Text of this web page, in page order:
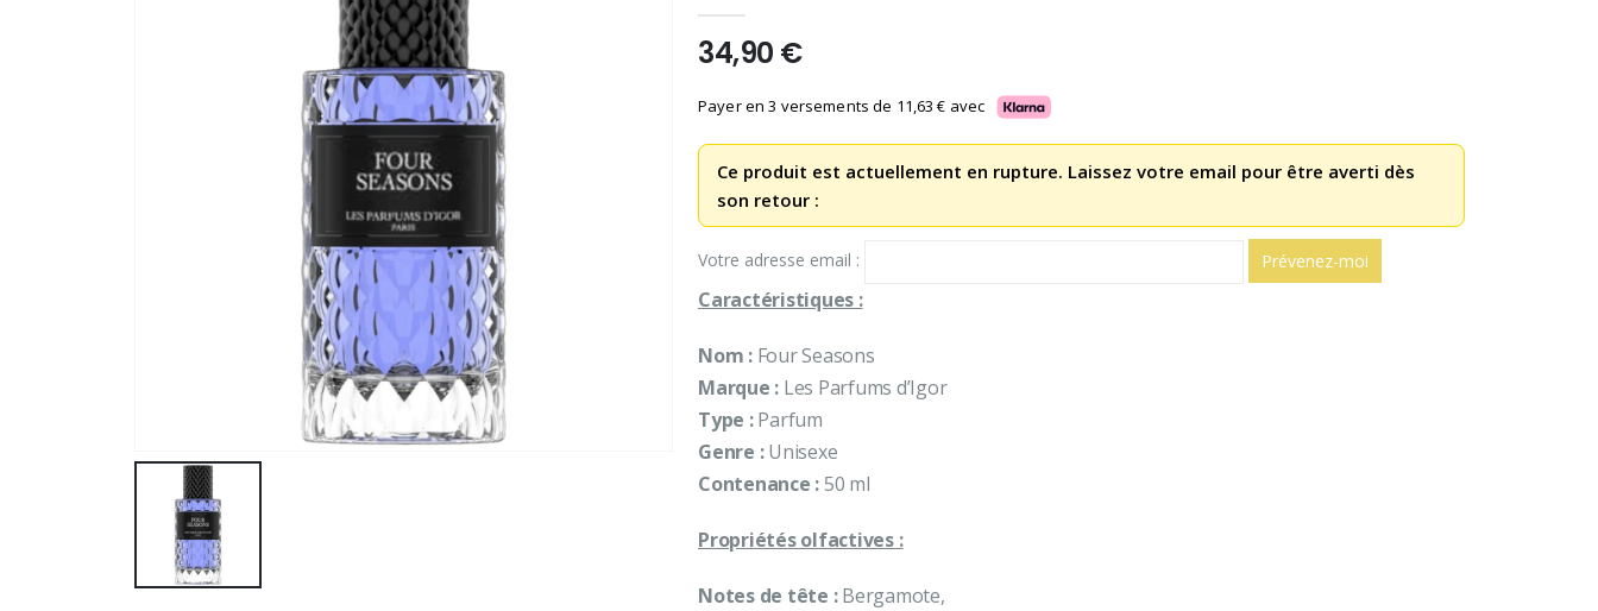
34,90 €
Payer en 3 versements de 11,63€ avec
Ce produit est actuellement en rupture. Laissez votre email pour être averti dès
son retour :
Votre adresse email :
Caractéristiques :
Nom :Four Seasons
Marque : Les Parfums d’Igor
Type :Parfum
Genre :Unisexe
Contenance :50 ml
Propriétés olfactives :
Notes de tête :Bergamote,